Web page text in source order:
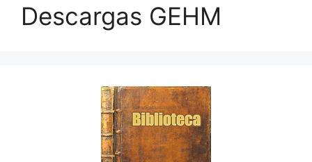
Descargas GEHM